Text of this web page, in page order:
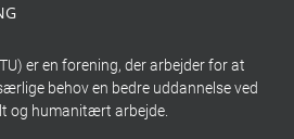
er en forening, der arbejder for at
behov en bedre uddannelse ved
og humanitært arbejde.